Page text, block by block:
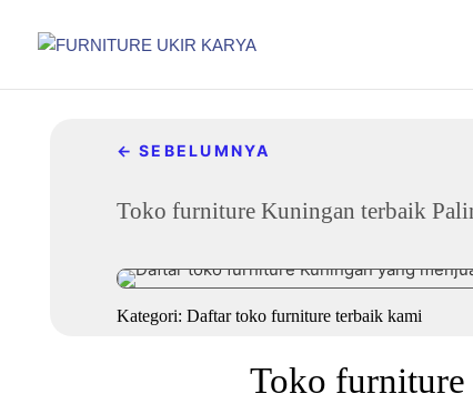
←SEBELUMNYA
Toko furniture Kuningan terbaik
Kategori: Daftar toko furniture terbaik kami
Toko